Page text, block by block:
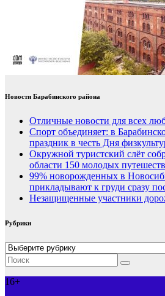
Новости Барабинского района
Отличные новости для всех
Спорт объединяет: в
праздник в честь Дня
Окружной туристский слёт
области 150 молодых
99% новорожденных в
прикладывают к груди сразу
Незащищенные участники
Рубрики
Рубрики
16+